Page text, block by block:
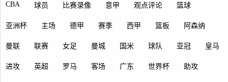
CBA 球员 比赛录像 意甲 观点评论 篮球
亚洲杯 主场 德甲 赛季 西甲 篮板 阿森纳
曼联 联赛 女足 曼城 国米 球队 亚冠 皇马
进攻 英超 罗马 客场 广东 世界杯 助攻